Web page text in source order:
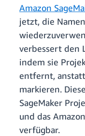
Amazon
jetzt, die
verbessert den
indem sie
entfernt,
markieren.
SageMaker
und das
verfügbar.